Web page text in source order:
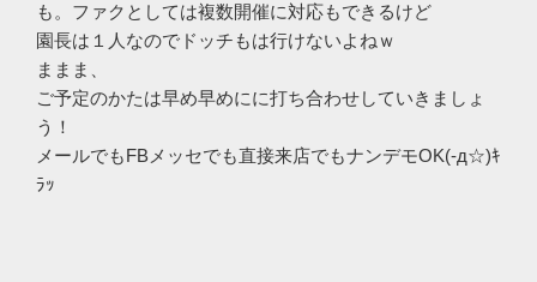
も。ファクとしては複数開催に対応もできるけど
園長は１人なのでドッチもは行けないよねｗ
ままま、
ご予定のかたは早め早めにに打ち合わせしていきましょ
う！
メールでもFBメッセでも直接来店でもナンデモOK(-д☆)ｷ
ﾗｯ